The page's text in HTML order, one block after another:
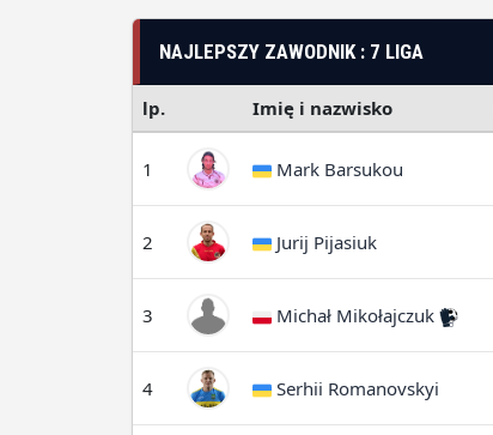
NAJLEPSZY ZAWODNIK : 7 LIGA
lp. Imię i nazwisko
1 Mark Barsukou
2 Jurij Pijasiuk
3 Michał Mikołajczuk
4 Serhii Romanovskyi